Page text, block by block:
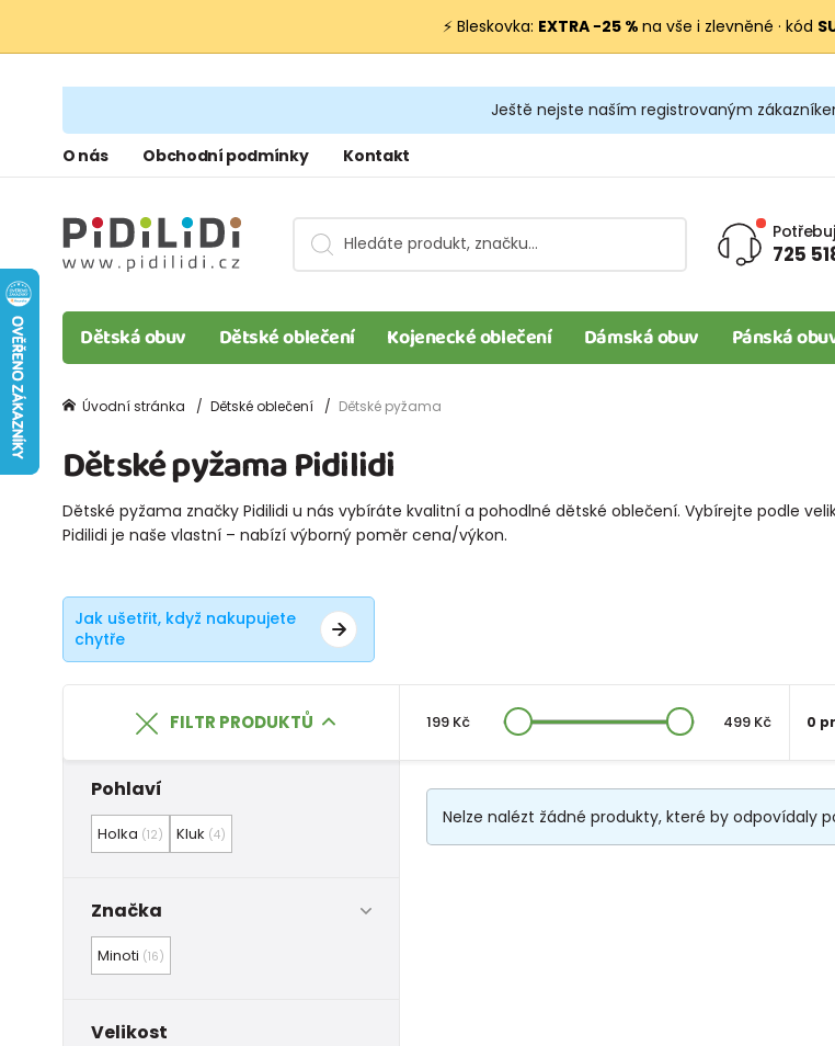
⚡ Bleskovka: EXTRA −25 % na vše i zlevněné · kód
Ještě nejste naším registrovaným
O nás Obchodní podmínky Kontakt
725
Dětská obuv Dětské oblečení Kojenecké oblečení Dámská obuv Pánská
Úvodní stránka Dětské oblečení Dětské pyžama
Dětské pyžama Pidilidi
Dětské pyžama značky Pidilidi u nás vybíráte kvalitní a pohodlné dětské oblečení. Vybírejte podle
Pidilidi je naše vlastní – nabízí výborný poměr cena/výkon.
Jak ušetřit, když nakupujete
chytře
FILTR PRODUKTŮ 0
Pohlaví
Holka (12) Kluk (4)
Značka
Minoti (16)
Velikost
199 Kč 499 Kč
Nelze nalézt žádné produkty, které by odpovídaly